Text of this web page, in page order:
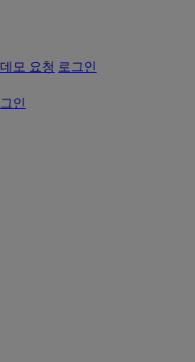
데모 요청 로그인
인